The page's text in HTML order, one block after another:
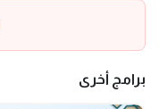
برامج أخرى